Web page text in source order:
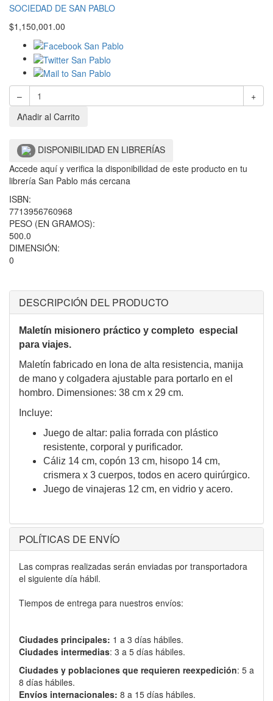
SOCIEDAD DE SAN PABLO
$1,150,001.00
–
+
Añadir al Carrito
DISPONIBILIDAD EN LIBRERÍAS
Accede aquí y verifica la disponibilidad de este producto en tu
librería San Pablo más cercana
ISBN:
7713956760968
PESO (EN GRAMOS):
500.0
DIMENSIÓN:
0
DESCRIPCIÓN DEL PRODUCTO
Maletín misionero práctico y completo especial
para viajes.
Maletín fabricado en lona de alta resistencia, manija
de mano y colgadera ajustable para portarlo en el
hombro. Dimensiones: 38 cm x 29 cm.
Incluye:
Juego de altar: palia forrada con plástico
resistente, corporal y purificador.
Cáliz 14 cm, copón 13 cm, hisopo 14 cm,
crismera x 3 cuerpos, todos en acero quirúrgico.
Juego de vinajeras 12 cm, en vidrio y acero.
POLÍTICAS DE ENVÍO
Las compras realizadas serán enviadas por transportadora
el siguiente día hábil.
Tiempos de entrega para nuestros envíos:
Ciudades principales: 1 a 3 días hábiles.
Ciudades intermedias: 3 a 5 días hábiles.
Ciudades y poblaciones que requieren reexpedición: 5 a
8 días hábiles.
Envíos internacionales: 8 a 15 días hábiles.